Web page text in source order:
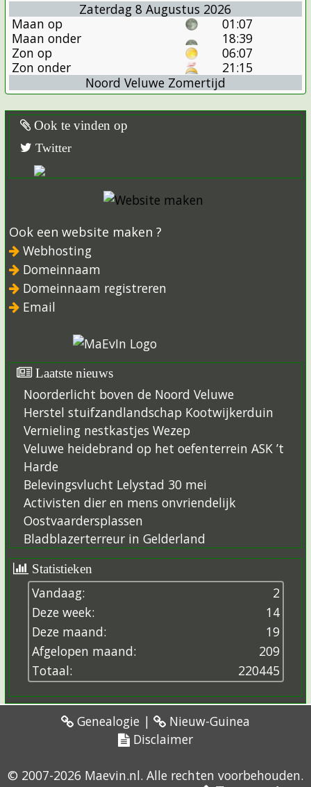
Zaterdag 8 Augustus 2026
Maan op
01:07
Maan onder
18:39
Zon op
06:07
Zon onder
21:15
Noord Veluwe Zomertijd
Ook te vinden op
Twitter
Ook een website maken ?
Webhosting
Domeinnaam
Domeinnaam registreren
Email
Laatste nieuws
Noorderlicht boven de Noord Veluwe
Herstel stuifzandlandschap Kootwijkerduin
Vernieling nestkastjes Wezep
Veluwe heidebrand op het oefenterrein ASK ’t
Harde
Belevingsvlucht Lelystad 30 mei
Activisten dier en mens onvriendelijk
Oostvaardersplassen
Bladblazerterreur in Gelderland
Statistieken
Vandaag:
2
Deze week:
14
Deze maand:
19
Afgelopen maand:
209
Totaal:
220445
Genealogie |
Nieuw-Guinea
Disclaimer
© 2007-2026 Maevin.nl. Alle rechten voorbehouden.